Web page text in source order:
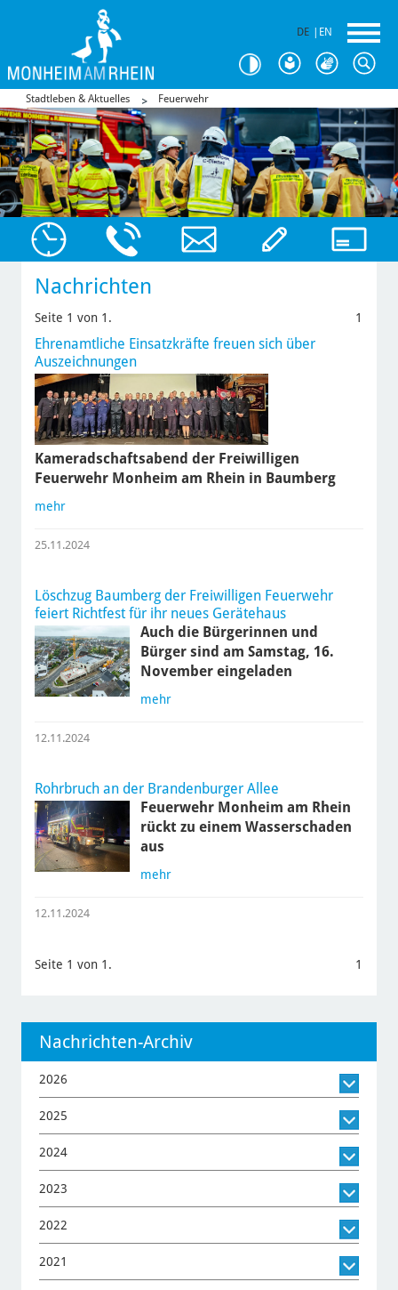
DE EN
Stadtleben & Aktuelles Feuerwehr
Nachrichten
Seite 1 von 1. 1
Ehrenamtliche Einsatzkräfte freuen sich über
Auszeichnungen
Kameradschaftsabend der Freiwilligen
Feuerwehr Monheim am Rhein in Baumberg
mehr
25.11.2024
Löschzug Baumberg der Freiwilligen Feuerwehr
feiert Richtfest für ihr neues Gerätehaus
Auch die Bürgerinnen und
Bürger sind am Samstag, 16.
November eingeladen
mehr
12.11.2024
Rohrbruch an der Brandenburger Allee
Feuerwehr Monheim am Rhein
rückt zu einem Wasserschaden
aus
mehr
12.11.2024
Seite 1 von 1. 1
Nachrichten-Archiv
2026
2025
2024
2023
2022
2021